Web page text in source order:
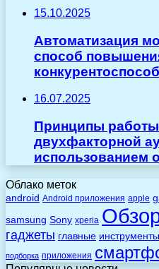
15.10.2025
Автоматизация
способ
16.07.2025
Принципы
двухфакторной
использованием
Облако меток
android Android приложения apple
samsung Sony xperia
гаджеты главные инструменты
подборка приложения